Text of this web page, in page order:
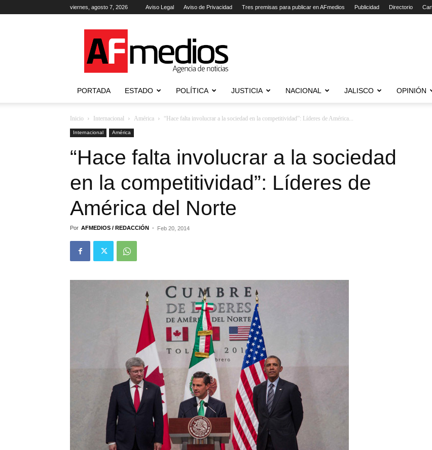
viernes, agosto 7, 2026 Aviso Legal Aviso de Privacidad Tres premisas para publicar en AFmedios Publicidad Directorio
Agencia
de
Noticias
PORTADA ESTADO POLÍTICA JUSTICIA NACIONAL JALISCO OPINIÓN
Inicio Internacional América “Hace falta involucrar a la sociedad en la competitividad”: Líderes de América...
Internacional América
“Hace falta involucrar a la sociedad
en la competitividad”: Líderes de
América del Norte
Por AFMEDIOS / REDACCIÓN - Feb 20, 2014